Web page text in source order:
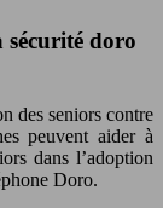
sécurité doro
des seniors contre
peuvent aider à
dans l’adoption
Doro.